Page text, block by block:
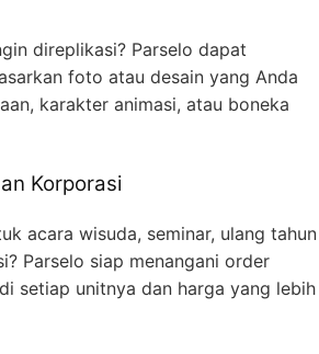
direplikasi? Parselo dapat
foto atau desain yang Anda
karakter animasi, atau boneka
Korporasi
acara wisuda, seminar, ulang tahun
Parselo siap menangani order
setiap unitnya dan harga yang lebih